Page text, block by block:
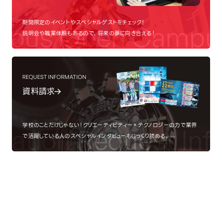
期間限定のイベントやスペシャルゲストをチェック！
説明会や職業体験もあるので、将来の夢に向き合える！
Open Campus
REQUEST INFORMATION
資料請求
学校のことだけじゃない！クリエーティビティー×テクノロジーの力で業界
で活躍している人のスペシャルインタビューもじっくり読める。
Request